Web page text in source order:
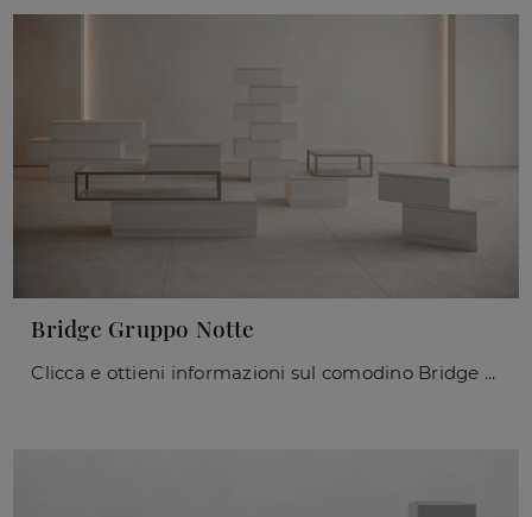
Bridge Gruppo Notte
Clicca e ottieni informazioni sul comodino Bridge Gruppo Notte: Comodini e mobili con cassetti di Giessegi sono ideali per spazi design.